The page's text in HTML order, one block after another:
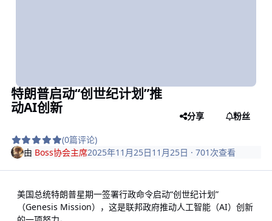
特朗普启动“创世纪计划”推
动AI创新
(0篇评论)
分享 粉丝
由 Boss协会主席2025年11月25日11月25日 · 701次查看
美国总统特朗普星期一签署行政命令启动“创世纪计划”
（Genesis Mission），这是联邦政府推动人工智能（AI）创新